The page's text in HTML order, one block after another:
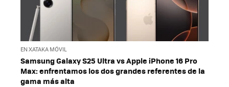
EN XATAKA MÓVIL
Samsung Galaxy S25 Ultra vs Apple iPhone 16 Pro
Max: enfrentamos los dos grandes referentes de la
gama más alta